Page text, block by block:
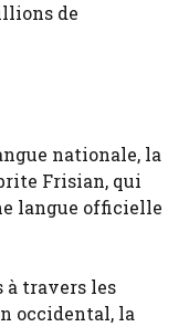
de
nationale, la
Frisian, qui
langue officielle
à travers les
occidental, la